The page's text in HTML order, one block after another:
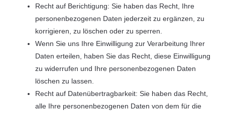
Recht auf Berichtigung: Sie haben das Recht, Ihre
personenbezogenen Daten jederzeit zu ergänzen, zu
korrigieren, zu löschen oder zu sperren.
Wenn Sie uns Ihre Einwilligung zur Verarbeitung Ihrer
Daten erteilen, haben Sie das Recht, diese Einwilligung
zu widerrufen und Ihre personenbezogenen Daten
löschen zu lassen.
Recht auf Datenübertragbarkeit: Sie haben das Recht,
alle Ihre personenbezogenen Daten von dem für die